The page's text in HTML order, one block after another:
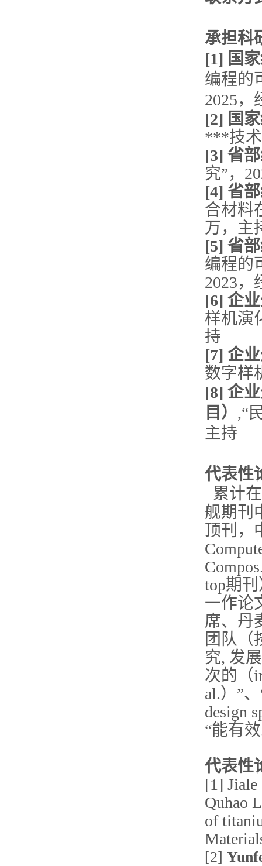
承担科
[1] 国
编程的
2025，
[2] 国
***技术
[3] 省
究”，
[4] 省
合材料
万，主
[5] 省
编程的
2023，
[6] 企
样机演
持
[7] 企
数字样
[8] 企
目） ,“
主持
代表性
累计
舰期刊
顶刊，
top期
一作论
席、丹
团队（
究, 发
次的（
al.）”
design
“能有
代表性
[1] Jiale
Quhao
of
[2]